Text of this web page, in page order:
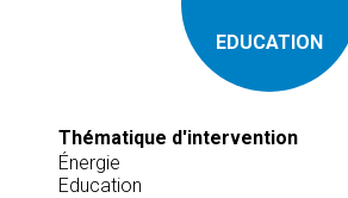
EDUCATION
Thématique d'intervention
Énergie
Education